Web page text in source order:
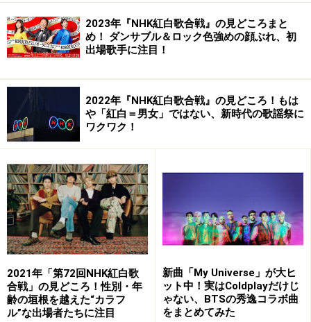
過激で衝撃的だったピストルズのデビュー
ピストルズのデビューは本当に衝撃的だった。ニューヨ
2023年『NHK紅白歌合戦』の見どころまと
め！ ダンサブル＆ロック色強めの顔ぶれ、初
出場歌手に注目！
2022年『NHK紅白歌合戦』の見どころ！もは
や「紅白＝男女」ではない、新時代の歌謡祭に
ワクワク！
2021年「第72回NHK紅白歌
合戦」の見どころ！性別・年
齢の垣根を越えた“カラフ
ル”な出場者たちに注目
新曲「My Universe」が大ヒ
ット中！実はColdplayだけじ
ゃない、BTSの秀逸コラボ曲
をまとめてみた